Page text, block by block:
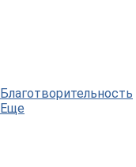
Благотворительность
Еще